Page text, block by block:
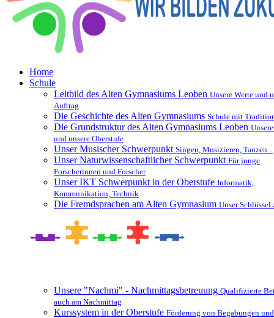
Home
Schule
Leitbild des Alten Gymnasiums Leoben Unsere Werte und
Auftrag
Die Geschichte des Alten Gymnasiums Schule mit
Die Grundstruktur des Alten Gymnasiums Leoben
und unsere Oberstufe
Unser Musischer Schwerpunkt Singen, Musizieren, Tanzen...
Unser Naturwissenschaftlicher Schwerpunkt Für junge
Forscherinnen und Forscher
Unser IKT Schwerpunkt in der Oberstufe Informatik,
Kommunikation, Technik
Die Fremdsprachen am Alten Gymnasium Unser Schlüssel
Unsere "Nachmi" - Nachmittagsbetreuung Qualifizierte
auch am Nachmittag
Kurssystem in der Oberstufe Förderung von Begabungen und